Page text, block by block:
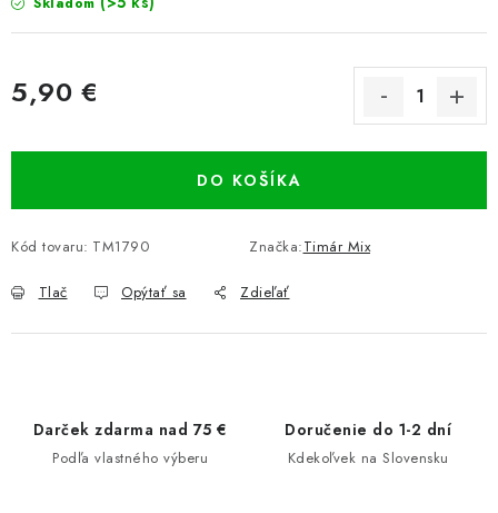
5,90 €
DO KOŠÍKA
Kód tovaru: TM1790 Značka:Timár Mix
Tlač Opýtať sa Zdieľať
Darček zdarma nad 75 €
Podľa vlastného výberu
Doručenie do 1-2 dní
Kdekoľvek na Slovensku